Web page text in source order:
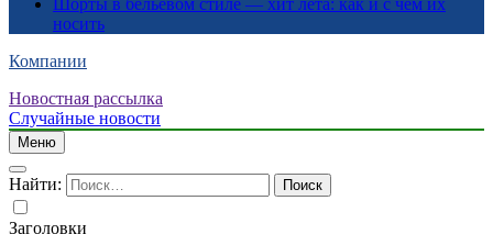
Шорты в бельевом стиле — хит лета: как и с чем их
носить
Компании
Новостная рассылка
Случайные новости
Меню
Найти:
Заголовки